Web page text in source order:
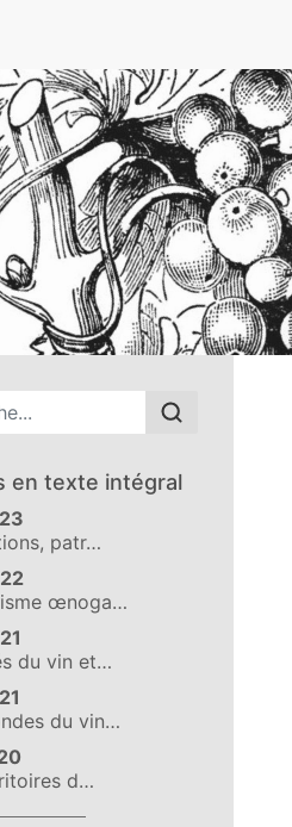
en texte intégral
patr…
œnoga…
du vin et…
du vin…
d…